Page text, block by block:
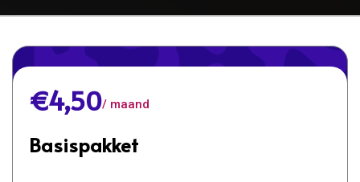
€4,50/ maand
Basispakket